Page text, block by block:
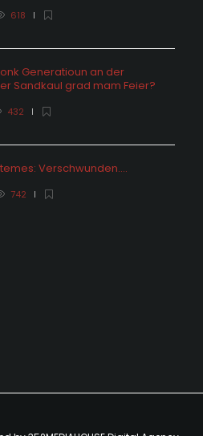
618
Generatioun an der
Sandkaul grad mam Feier?
432
Verschwunden….
742